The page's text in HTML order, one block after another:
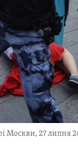
Москви, 27 липня